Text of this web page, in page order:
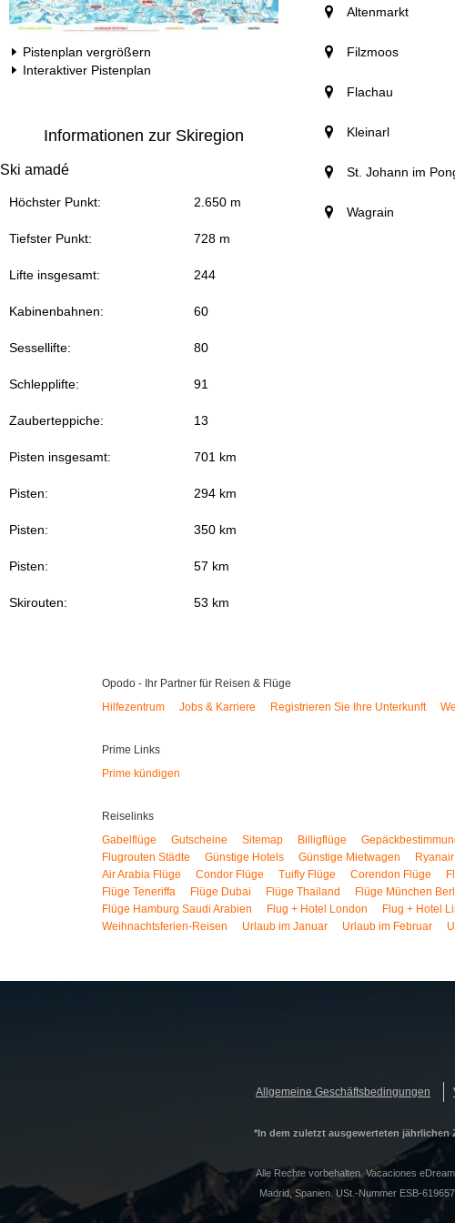
Pistenplan vergrößern
Interaktiver Pistenplan
Informationen zur Skiregion
Ski amadé
Höchster Punkt: 2.650 m
Tiefster Punkt: 728 m
Lifte insgesamt: 244
Kabinenbahnen: 60
Sessellifte: 80
Schlepplifte: 91
Zauberteppiche: 13
Pisten insgesamt: 701 km
Pisten: 294 km
Pisten: 350 km
Pisten: 57 km
Skirouten: 53 km
Altenmarkt
Filzmoos
Flachau
Kleinarl
St. Johann im
Wagrain